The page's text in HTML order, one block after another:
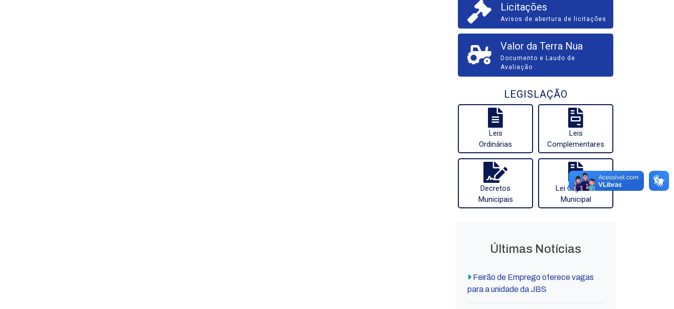
Licitações
Avisos de abertura de licitações
Valor da Terra Nua
Documento e Laudo de
Avaliação
LEGISLAÇÃO
Leis
Ordinárias
Leis
Complementares
Decretos
Municipais
Lei Orgânica
Municipal
Últimas Notícias
Feirão de Emprego oferece vagas
para a unidade da JBS